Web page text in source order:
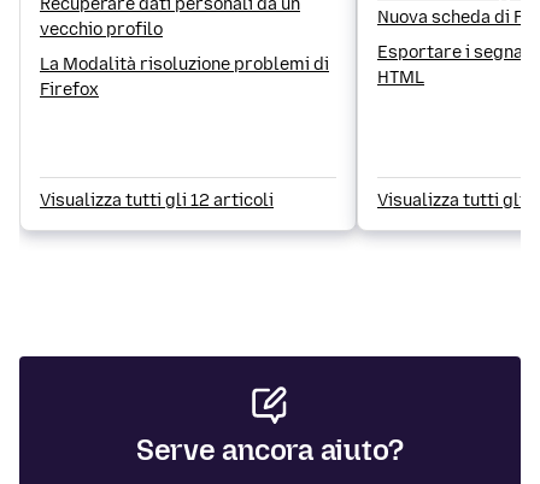
Recuperare dati personali da un
vecchio profilo
La Modalità risoluzione problemi di
Firefox
Visualizza tutti gli 12 articoli
Nuova scheda di
Esportare i
HTML
Visualizza tutti gli
Serve ancora aiuto?